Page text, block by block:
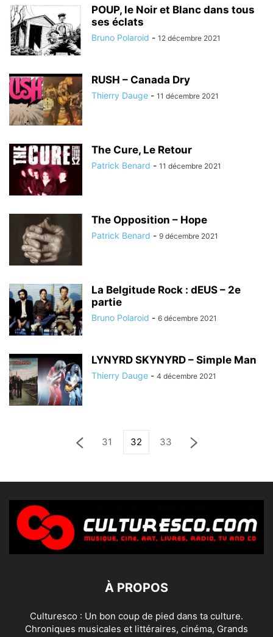
POUP, le Noir et Blanc dans tous
ses éclats
Bruno Polaroid - 12 décembre 2021
RUSH – Canada Dry
Thierry Dauge - 11 décembre 2021
The Cure, Le Retour
Patrick Benard - 11 décembre 2021
The Opposition – Hope
Patrick Benard - 9 décembre 2021
La Belgitude Rock : dEUS – 2e
partie
Bruno Polaroid - 6 décembre 2021
LYNYRD SKYNYRD – Simple Man
Thierry Dauge - 4 décembre 2021
31 32 33
À PROPOS
Culturesco : Un bon coup de pied dans ta culture.
Chroniques musicales et littéraires, cinéma, Grands